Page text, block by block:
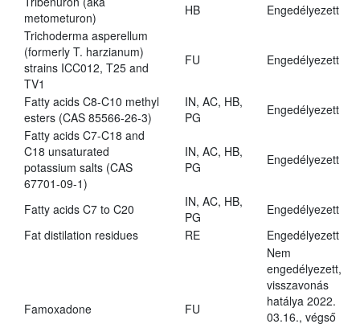
metometuron)
HB
Engedélyezett
Trichoderma asperellum
(formerly T. harzianum)
strains ICC012, T25 and
TV1
FU Engedélyezett
Fatty acids C8-C10 methyl
esters (CAS 85566-26-3)
IN, AC, HB,
PG
Engedélyezett
Fatty acids C7-C18 and
C18 unsaturated
potassium salts (CAS
67701-09-1)
IN, AC, HB,
PG
Engedélyezett
Fatty acids C7 to C20
IN, AC, HB,
PG
Engedélyezett
Fat distilation residues
RE Engedélyezett
Famoxadone FU
Nem
engedélyezett,
visszavonás
hatálya 2022.
03.16., végső